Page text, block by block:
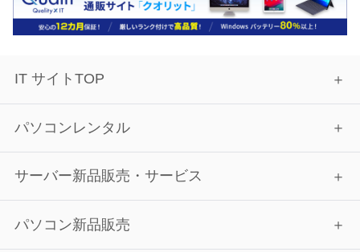
IT サイトTOP
パソコンレンタル
サーバー新品販売・サービス
パソコン新品販売